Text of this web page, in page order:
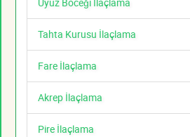
Tahta Kurusu İlaçlama
Fare İlaçlama
Akrep İlaçlama
Pire İlaçlama